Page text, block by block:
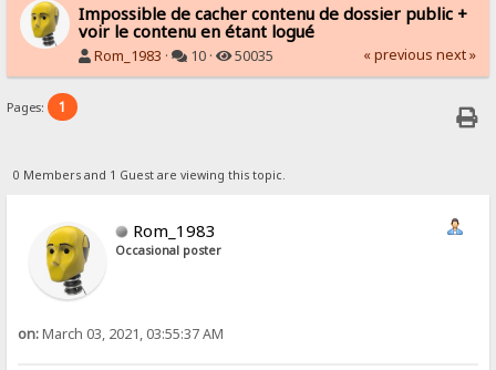
Impossible de cacher contenu de dossier public +
voir le contenu en étant logué
Rom_1983 · 10 · 50035 « previous next »
Pages: 1
0 Members and 1 Guest are viewing this topic.
Rom_1983
Occasional poster
on:March 03, 2021, 03:55:37 AM